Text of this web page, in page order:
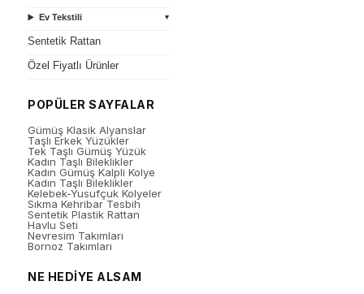
Ev Tekstili ▼
Sentetik Rattan
Özel Fiyatlı Ürünler
POPÜLER SAYFALAR
Gümüş Klasik Alyanslar
Taşlı Erkek Yüzükler
Tek Taşlı Gümüş Yüzük
Kadın Taşlı Bileklikler
Kadın Gümüş Kalpli Kolye
Kadın Taşlı Bileklikler
Kelebek-Yusufçuk Kolyeler
Sıkma Kehribar Tesbih
Sentetik Plastik Rattan
Havlu Seti
Nevresim Takımları
Bornoz Takımları
NE HEDİYE ALSAM